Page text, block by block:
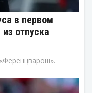
в первом
отпуска